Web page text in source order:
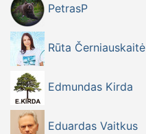
PetrasP
Rūta Černiauskaitė
Edmundas Kirda
Eduardas Vaitkus